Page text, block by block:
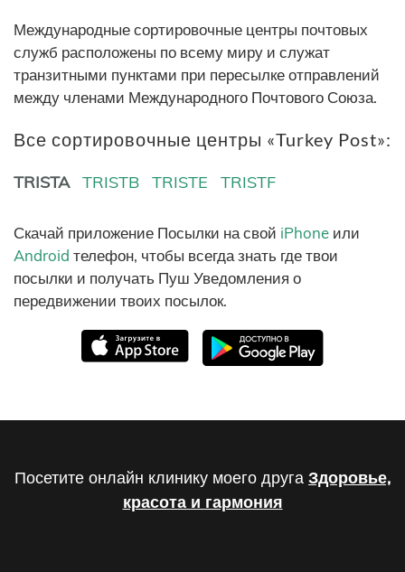
Международные сортировочные центры почтовых
служб расположены по всему миру и служат
транзитными пунктами при пересылке отправлений
между членами Международного Почтового Союза.
Все сортировочные центры «Turkey Post»:
TRISTA TRISTB TRISTE TRISTF
Скачай приложение Посылки на свой iPhone или
Android телефон, чтобы всегда знать где твои
посылки и получать Пуш Уведомления о
передвижении твоих посылок.
Посетите онлайн клинику моего друга Здоровье,
красота и гармония